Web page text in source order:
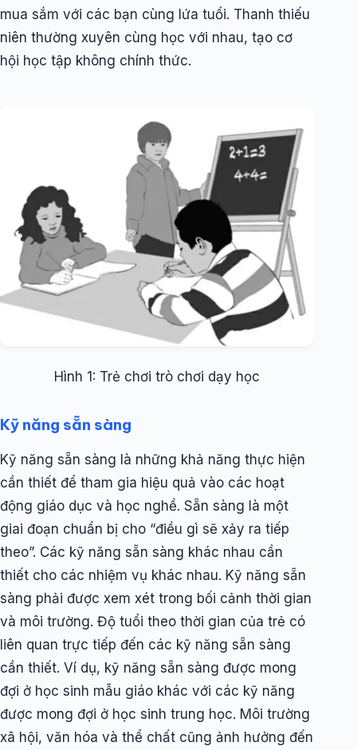
mua sắm với các bạn cùng lứa tuổi. Thanh thiếu
niên thường xuyên cùng học với nhau, tạo cơ
hội học tập không chính thức.
Hình 1: Trẻ chơi trò chơi dạy học
Kỹ năng sẵn sàng
Kỹ năng sẵn sàng là những khả năng thực hiện
cần thiết để tham gia hiệu quả vào các hoạt
động giáo dục và học nghề. Sẵn sàng là một
giai đoạn chuẩn bị cho “điều gì sẽ xảy ra tiếp
theo”. Các kỹ năng sẵn sàng khác nhau cần
thiết cho các nhiệm vụ khác nhau. Kỹ năng sẵn
sàng phải được xem xét trong bối cảnh thời gian
và môi trường. Độ tuổi theo thời gian của trẻ có
liên quan trực tiếp đến các kỹ năng sẵn sàng
cần thiết. Ví dụ, kỹ năng sẵn sàng được mong
đợi ở học sinh mẫu giáo khác với các kỹ năng
được mong đợi ở học sinh trung học. Môi trường
xã hội, văn hóa và thể chất cũng ảnh hưởng đến